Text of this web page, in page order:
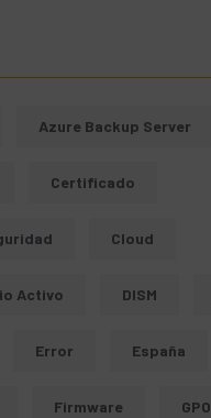
Azure Backup Server
Certificado
Cloud
Activo DISM
Error España
Firmware GPO